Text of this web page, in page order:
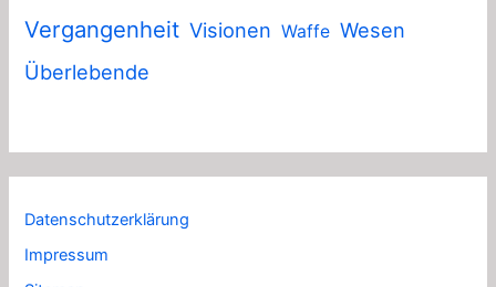
Vergangenheit Visionen Waffe Wesen
Überlebende
Datenschutzerklärung
Impressum